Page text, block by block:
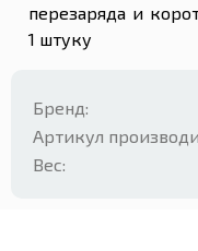
перезаряда и
1 штуку
Бренд:
Артикул
Вес: